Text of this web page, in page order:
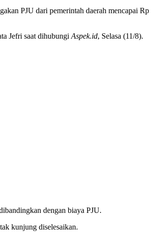
PJU dari pemerintah daerah mencapai Rp
Jefri saat dihubungiAspek.id, Selasa (11/8).
dengan biaya PJU.
kunjung diselesaikan.